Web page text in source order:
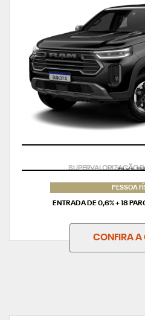
PESSOA
ENTRADA DE 0,6% + 18
CONFIRA A